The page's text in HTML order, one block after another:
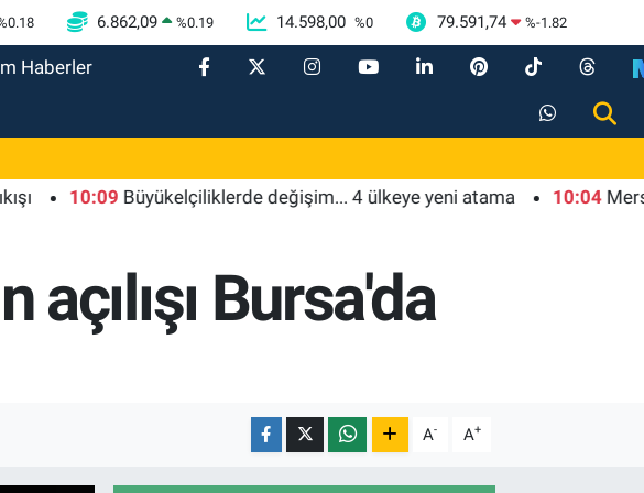
0.18 6.862,09 %0.19 14.598,00 %0 79.591,74 %-1.82
Haberler
Büyükelçiliklerde değişim... 4 ülkeye yeni atama 10:04 Mersin'de
açılışı Bursa'da
A- A+